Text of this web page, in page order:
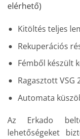
elérhető)
Kitöltés teljes
Rekuperációs
Fémből készült
Ragasztott VSG
Automata
Az Erkado
lehetőségeket